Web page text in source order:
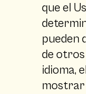
que el
pueden
de otros
idioma,
mostrar